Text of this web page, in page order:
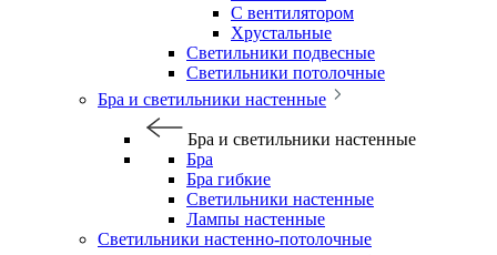
С вентилятором
Хрустальные
Светильники подвесные
Светильники потолочные
Бра и светильники настенные
Бра и светильники настенные
Бра
Бра гибкие
Светильники настенные
Лампы настенные
Светильники настенно-потолочные